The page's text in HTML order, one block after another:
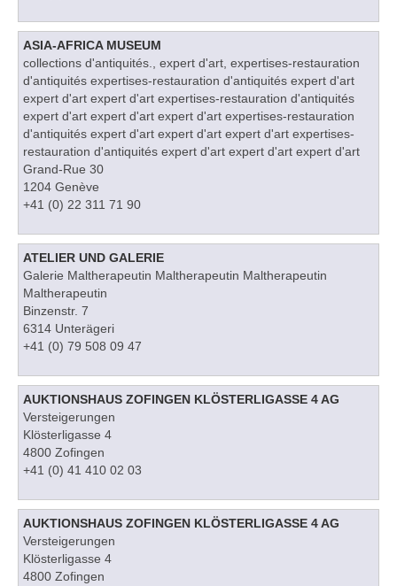
ASIA-AFRICA MUSEUM
collections d'antiquités., expert d'art, expertises-restauration
d'antiquités expertises-restauration d'antiquités expert d'art
expert d'art expert d'art expertises-restauration d'antiquités
expert d'art expert d'art expert d'art expertises-restauration
d'antiquités expert d'art expert d'art expert d'art expertises-
restauration d'antiquités expert d'art expert d'art expert d'art
Grand-Rue 30
1204 Genève
+41 (0) 22 311 71 90
ATELIER UND GALERIE
Galerie Maltherapeutin Maltherapeutin Maltherapeutin
Maltherapeutin
Binzenstr. 7
6314 Unterägeri
+41 (0) 79 508 09 47
AUKTIONSHAUS ZOFINGEN KLÖSTERLIGASSE 4 AG
Versteigerungen
Klösterligasse 4
4800 Zofingen
+41 (0) 41 410 02 03
AUKTIONSHAUS ZOFINGEN KLÖSTERLIGASSE 4 AG
Versteigerungen
Klösterligasse 4
4800 Zofingen